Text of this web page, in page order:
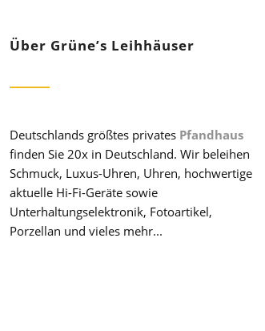
Über Grüne’s Leihhäuser
Deutschlands größtes privates Pfandhaus
finden Sie 20x in Deutschland. Wir beleihen
Schmuck, Luxus-Uhren, Uhren, hochwertige
aktuelle Hi-Fi-Geräte sowie
Unterhaltungselektronik, Fotoartikel,
Porzellan und vieles mehr...